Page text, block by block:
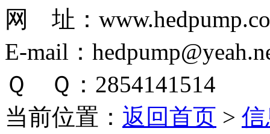
网 址：
E-mail：
Ｑ Ｑ：2854141514
当前位置： 返回首页 >